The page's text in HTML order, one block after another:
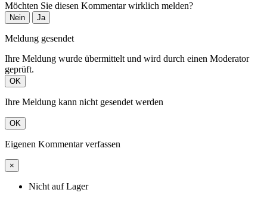
Möchten Sie diesen Kommentar wirklich melden?
Nein Ja
Meldung gesendet
Ihre Meldung wurde übermittelt und wird durch einen Moderator
geprüft.
OK
Ihre Meldung kann nicht gesendet werden
OK
Eigenen Kommentar verfassen
×
Nicht auf Lager